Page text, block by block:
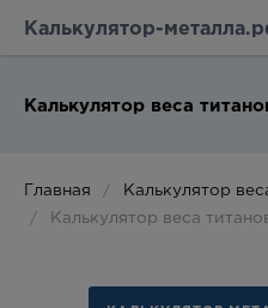
Калькулятор-
Калькулятор веса
Главная
Калькулятор
Калькулятор веса